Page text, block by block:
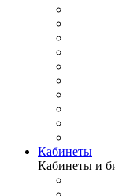
Кабинеты
Кабинеты и